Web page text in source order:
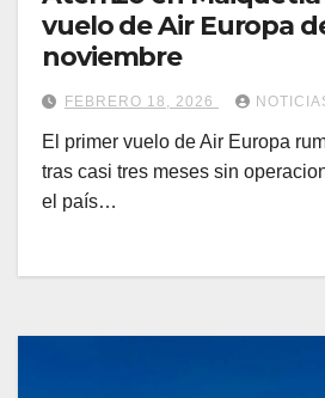
vuelo de Air Europa
noviembre
FEBRERO 18, 2026
El primer vuelo de Air Europa
tras casi tres meses sin
el país…